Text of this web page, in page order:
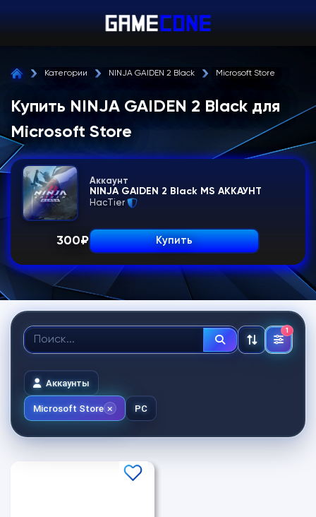
Категории NINJA GAIDEN 2 Black Microsoft Store
Купить NINJA GAIDEN 2 Black для
Microsoft Store
Аккаунт
NINJA GAIDEN 2 Black MS АККАУНТ
HacTier
300₽ Купить
1
Аккаунты
Microsoft Store PC